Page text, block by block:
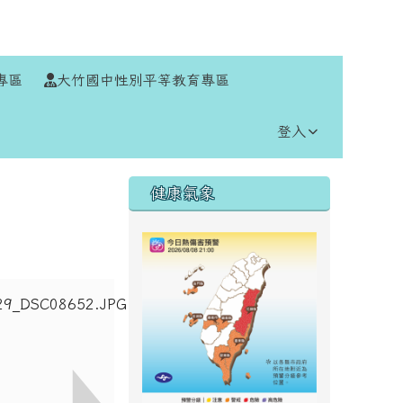
區 大竹國中性別平等教育專區
登入
右邊區域內容
健康氣象